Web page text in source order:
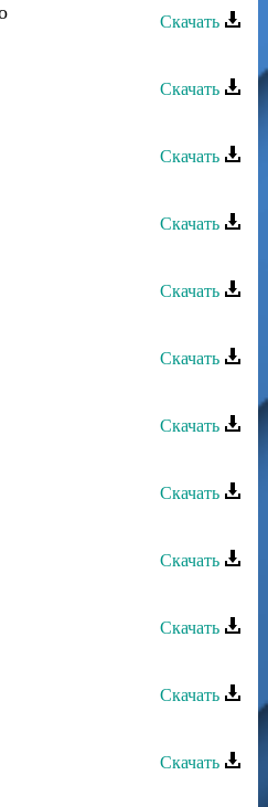
Скачать
Скачать
Скачать
яр
Скачать
Скачать
чан
Скачать
счастливы
Скачать
Скачать
Скачать
вечер
Скачать
Скачать
Скачать
лугьуз